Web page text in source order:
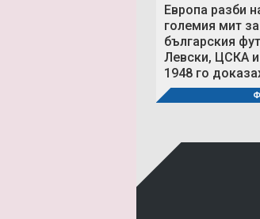
Европа разби
големия мит за
българския
Левски, ЦСКА
1948 го